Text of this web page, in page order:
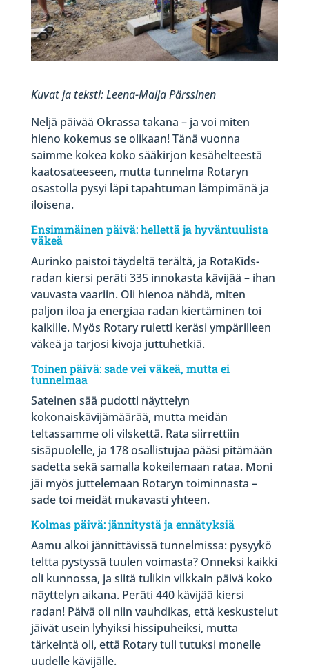
Kuvat ja teksti: Leena-Maija Pärssinen
Neljä päivää Okrassa takana – ja voi miten
hieno kokemus se olikaan! Tänä vuonna
saimme kokea koko sääkirjon kesähelteestä
kaatosateeseen, mutta tunnelma Rotaryn
osastolla pysyi läpi tapahtuman lämpimänä ja
iloisena.
Ensimmäinen päivä: hellettä ja hyväntuulista
väkeä
Aurinko paistoi täydeltä terältä, ja RotaKids-
radan kiersi peräti 335 innokasta kävijää – ihan
vauvasta vaariin. Oli hienoa nähdä, miten
paljon iloa ja energiaa radan kiertäminen toi
kaikille. Myös Rotary ruletti keräsi ympärilleen
väkeä ja tarjosi kivoja juttuhetkiä.
Toinen päivä: sade vei väkeä, mutta ei
tunnelmaa
Sateinen sää pudotti näyttelyn
kokonaiskävijämäärää, mutta meidän
teltassamme oli vilskettä. Rata siirrettiin
sisäpuolelle, ja 178 osallistujaa pääsi pitämään
sadetta sekä samalla kokeilemaan rataa. Moni
jäi myös juttelemaan Rotaryn toiminnasta –
sade toi meidät mukavasti yhteen.
Kolmas päivä: jännitystä ja ennätyksiä
Aamu alkoi jännittävissä tunnelmissa: pysyykö
teltta pystyssä tuulen voimasta? Onneksi kaikki
oli kunnossa, ja siitä tulikin vilkkain päivä koko
näyttelyn aikana. Peräti 440 kävijää kiersi
radan! Päivä oli niin vauhdikas, että keskustelut
jäivät usein lyhyiksi hissipuheiksi, mutta
tärkeintä oli, että Rotary tuli tutuksi monelle
uudelle kävijälle.